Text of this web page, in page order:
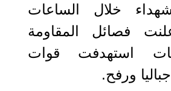
خلال الساعات
فصائل المقاومة
استهدفت قوات
ورفح.